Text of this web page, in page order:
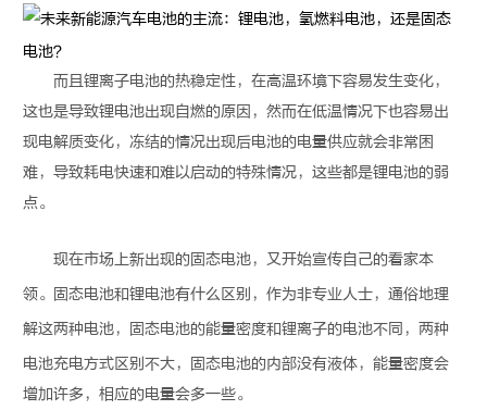
而且锂离子电池的热稳定性，在高温环境下容易发生变化，
这也是导致锂电池出现自燃的原因，然而在低温情况下也容易出
现电解质变化，冻结的情况出现后电池的电量供应就会非常困
难，导致耗电快速和难以启动的特殊情况，这些都是锂电池的弱
点。
现在市场上新出现的固态电池，又开始宣传自己的看家本
领。 固态电池和锂电池有什么区别，作为非专业人士，通俗地理
解这两种电池，
固态电池的能量密度和锂离子的电池不同，两种
电池充电方式区别不大，
固态电池的内部没有液体，能量密度会
增加许多，相应的电量会多一些。